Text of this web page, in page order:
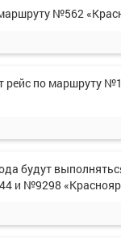
№562
рейс по маршруту
будут
и №9298